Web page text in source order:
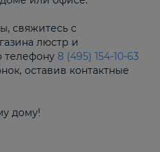
свяжитесь с
люстр и
телефону 8 (495) 154-10-63
оставив контактные
дому!